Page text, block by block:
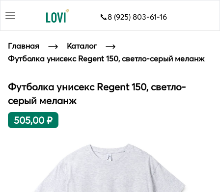
📞8 (925) 803-61-16
Главная
Каталог
Футболка унисекс Regent 150, светло-серый меланж
Футболка унисекс Regent 150, светло-
серый меланж
505,00 ₽